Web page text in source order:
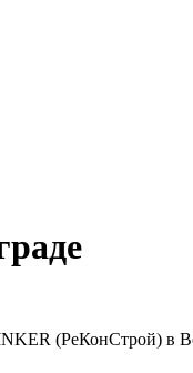
(РеКонСтрой) в